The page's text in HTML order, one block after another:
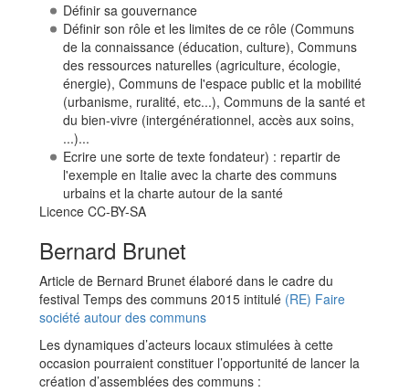
Définir sa gouvernance
Définir son rôle et les limites de ce rôle (Communs
de la connaissance (éducation, culture), Communs
des ressources naturelles (agriculture, écologie,
énergie), Communs de l'espace public et la mobilité
(urbanisme, ruralité, etc...), Communs de la santé et
du bien-vivre (intergénérationnel, accès aux soins,
...)...
Ecrire une sorte de texte fondateur) : repartir de
l'exemple en Italie avec la charte des communs
urbains et la charte autour de la santé
Licence CC-BY-SA
Bernard Brunet
Article de Bernard Brunet élaboré dans le cadre du
festival Temps des communs 2015 intitulé (RE) Faire
société autour des communs
Les dynamiques d’acteurs locaux stimulées à cette
occasion pourraient constituer l’opportunité de lancer la
création d’assemblées des communs :